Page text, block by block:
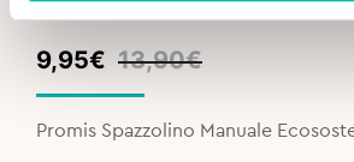
13,90€
Original
price
was:
13,90€.
9,95€
Current
price
is:
9,95€.
Promis Spazzolino Manuale